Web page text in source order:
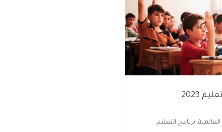
2023
العالمية, برنامج التعليم